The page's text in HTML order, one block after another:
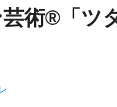
術®「ツ